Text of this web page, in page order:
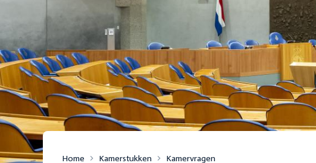
Home Kamerstukken Kamervragen